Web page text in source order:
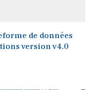
de données
version v4.0